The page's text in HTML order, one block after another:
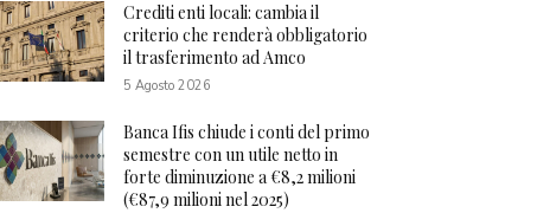
Crediti enti locali: cambia il
criterio che renderà obbligatorio
il trasferimento ad Amco
5 Agosto 2026
Banca Ifis chiude i conti del primo
semestre con un utile netto in
forte diminuzione a €8,2 milioni
(€87,9 milioni nel 2025)